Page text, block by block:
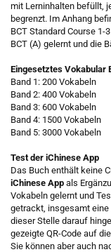
mit Lerninhalten befüllt,
begrenzt. Im Anhang
BCT Standard Course
BCT (A) gelernt und die
Eingesetztes Vokabular
Band 1: 200 Vokabeln
Band 2: 400 Vokabeln
Band 3: 600 Vokabeln
Band 4: 1500 Vokabeln
Band 5: 3000 Vokabeln
Test der iChinese App
Das Buch enthält keine
iChinese App als
Vokabeln gelernt und
getrackt, insgesamt eine
dieser Stelle darauf
gezeigte QR-Code auf
Sie können aber auch